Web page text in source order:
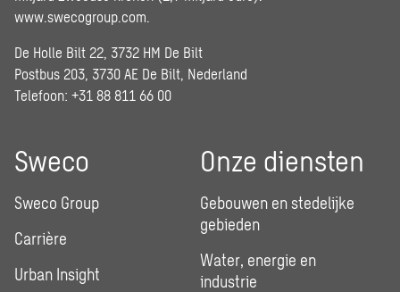
www.swecogroup.com
De Holle Bilt 22, 3732 HM De Bilt
Postbus 203, 3730 AE De Bilt, Nederland
Telefoon: +31 88 811 66 00
Sweco
Sweco Group
Carrière
Urban Insight
Onze diensten
Gebouwen en stedelijke
gebieden
Water, energie en
industrie